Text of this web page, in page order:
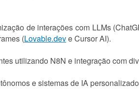
de interações com LLMs
(Lovable.deve Cursor AI).
utilizando N8N e integração com
e sistemas de IA